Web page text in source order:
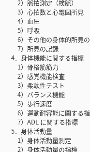
2）脈拍測定（検脈）
3）心拍数と心電図所見
4）血圧
5）呼吸
6）その他の身体的所見
7）所見の記録
4．身体機能に関する指標
1）骨格筋筋力
2）感覚機能検査
3）柔軟性テスト
4）バランス機能
5）歩行速度
6）運動耐容能に関する
7）ADL に関する指標
5．身体活動量
1）身体活動量測定
2）身体活動量の指標